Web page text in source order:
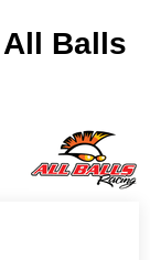
Balls